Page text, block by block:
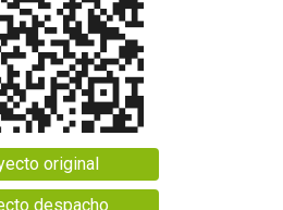
original
despacho